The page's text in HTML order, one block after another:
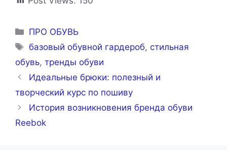
Рубрики
ПРО ОБУВЬ
Метки
базовый обувной гардероб, стильная
обувь, тренды обуви
Идеальные брюки: полезный и
творческий курс по пошиву
История возникновения бренда обуви
Reebok